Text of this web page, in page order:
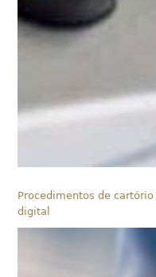
Procedimentos de
digital